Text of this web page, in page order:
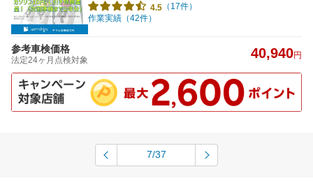
4.5 （17件）
作業実績（42件）
参考車検価格
法定24ヶ月点検対象 40,940円
7/37